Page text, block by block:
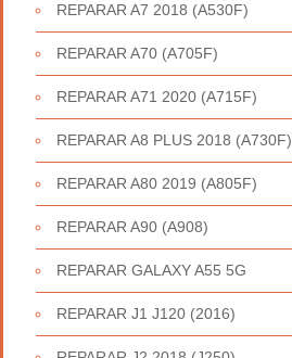
REPARAR A7 2018 (A530F)
REPARAR A70 (A705F)
REPARAR A71 2020 (A715F)
REPARAR A8 PLUS 2018 (A730F)
REPARAR A80 2019 (A805F)
REPARAR A90 (A908)
REPARAR GALAXY A55 5G
REPARAR J1 J120 (2016)